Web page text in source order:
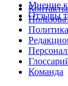
Мнение
Отзывы
Контакты
Команда